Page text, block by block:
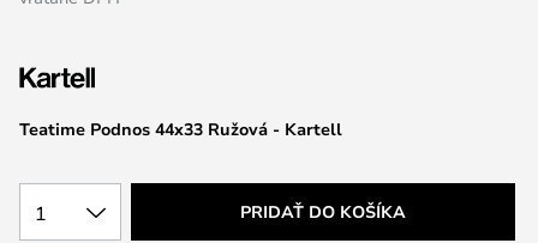
začiatok
obrázkov
Teatime Podnos 44x33 Ružová - Kartell
1 PRIDAŤ DO KOŠÍKA